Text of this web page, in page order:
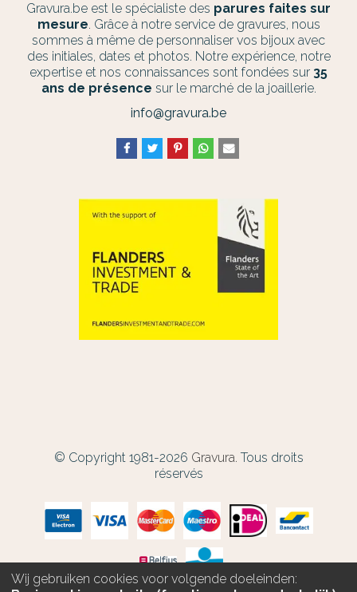
Gravura.be est le spécialiste des parures faites sur
mesure. Grâce à notre service de gravures, nous
sommes à même de personnaliser vos bijoux avec
des initiales, dates et photos. Notre expérience, notre
expertise et nos connaissances sont fondées sur 35
ans de présence sur le marché de la joaillerie.
info@gravura.be
© Copyright 1981-2026 Gravura. Tous droits
réservés
Wij gebruiken cookies voor volgende doeleinden: